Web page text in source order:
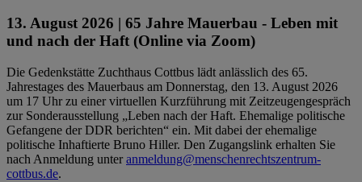
13. August 2026 | 65 Jahre Mauerbau - Leben mit
und nach der Haft (Online via Zoom)
Die Gedenkstätte Zuchthaus Cottbus lädt anlässlich des 65.
Jahrestages des Mauerbaus am Donnerstag, den 13. August 2026
um 17 Uhr zu einer virtuellen Kurzführung mit Zeitzeugengespräch
zur Sonderausstellung „Leben nach der Haft. Ehemalige politische
Gefangene der DDR berichten“ ein. Mit dabei der ehemalige
politische Inhaftierte Bruno Hiller. Den Zugangslink erhalten Sie
nach Anmeldung unteranmeldung@menschenrechtszentrum-
cottbus.de.